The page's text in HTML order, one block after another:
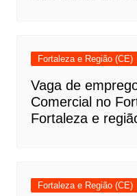
Fortaleza e Região (CE)
Vaga de
Comercial no
Fortaleza e
Fortaleza e Região (CE)